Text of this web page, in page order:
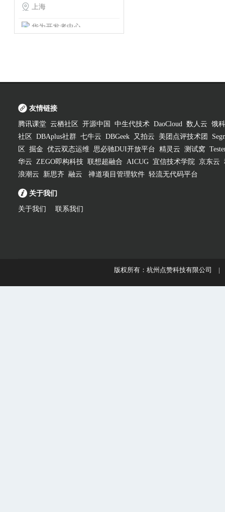
 上海
华为开发者中心
友情链接
腾讯课堂 云栖社区 开源中国 中生代技术 DaoCloud 数人云 饿
社区
DBAplus社群 七牛云 DBGeek 又拍云 美团点评技术团
区
掘金 优云双态运维 思必驰DUI开放平台 精灵云 测试窝
华云 ZEGO即构科技 联想超融合 AICUG 宜信技术学院 京东云
浪潮云
新思齐 融云 禅道项目管理软件 轻流无代码平台
关于我们
关于我们 联系我们
版权所有：杭州点赞科技有限公司